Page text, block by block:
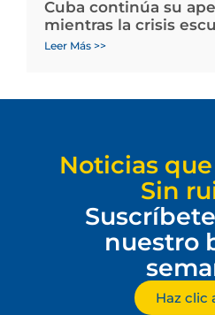
Cuba continúa su
mientras la crisis
Leer Más >>
Noticias
Sin
nuestro
Haz clic